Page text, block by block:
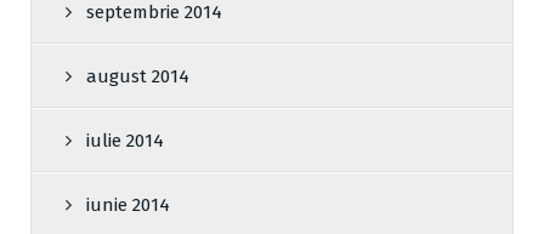
septembrie 2014
august 2014
iulie 2014
iunie 2014